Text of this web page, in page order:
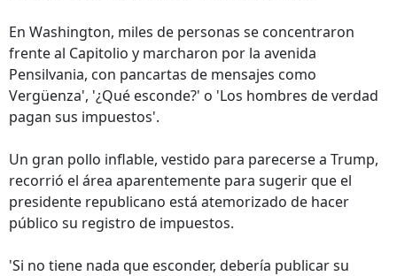
En Washington, miles de personas se concentraron
frente al Capitolio y marcharon por la avenida
Pensilvania, con pancartas de mensajes como
Vergüenza', '¿Qué esconde?' o 'Los hombres de verdad
pagan sus impuestos'.
Un gran pollo inflable, vestido para parecerse a Trump,
recorrió el área aparentemente para sugerir que el
presidente republicano está atemorizado de hacer
público su registro de impuestos.
'Si no tiene nada que esconder, debería publicar su